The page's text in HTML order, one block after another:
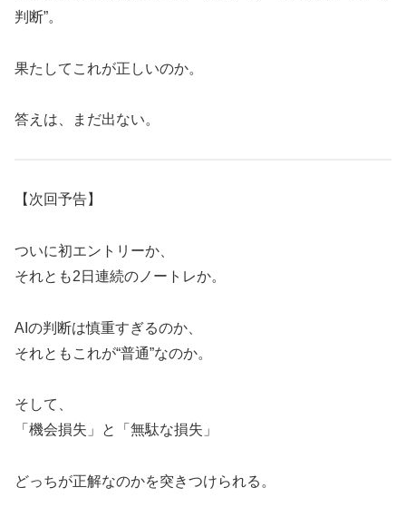
判断”。
果たしてこれが正しいのか。
答えは、まだ出ない。
【次回予告】
ついに初エントリーか、
それとも2日連続のノートレか。
AIの判断は慎重すぎるのか、
それともこれが“普通”なのか。
そして、
「機会損失」と「無駄な損失」
どっちが正解なのかを突きつけられる。